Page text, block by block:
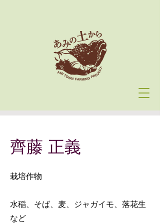
齊藤 正義
栽培作物
水稲、そば、麦、ジャガイモ、落花生
など